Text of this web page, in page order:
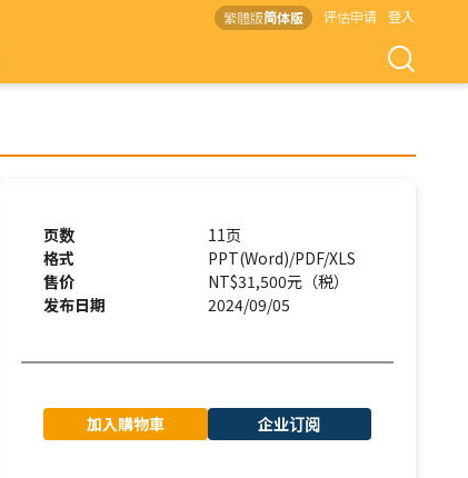
繁體版简体版 评估申请 登入
页数
11页
格式
PPT(Word)/PDF/XLS
售价
NT$31,500元（税）
发布日期
2024/09/05
加入購物車 企业订阅